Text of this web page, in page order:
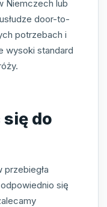
Niemczech lub
door-to-
potrzebach i
wysoki standard
do
się